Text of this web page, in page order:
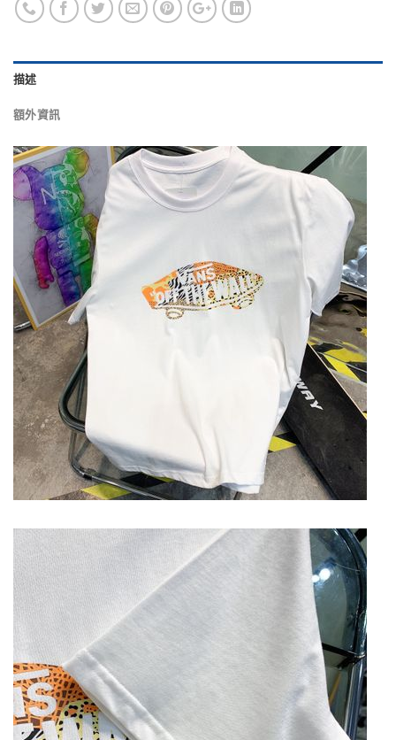
描述
額外資訊